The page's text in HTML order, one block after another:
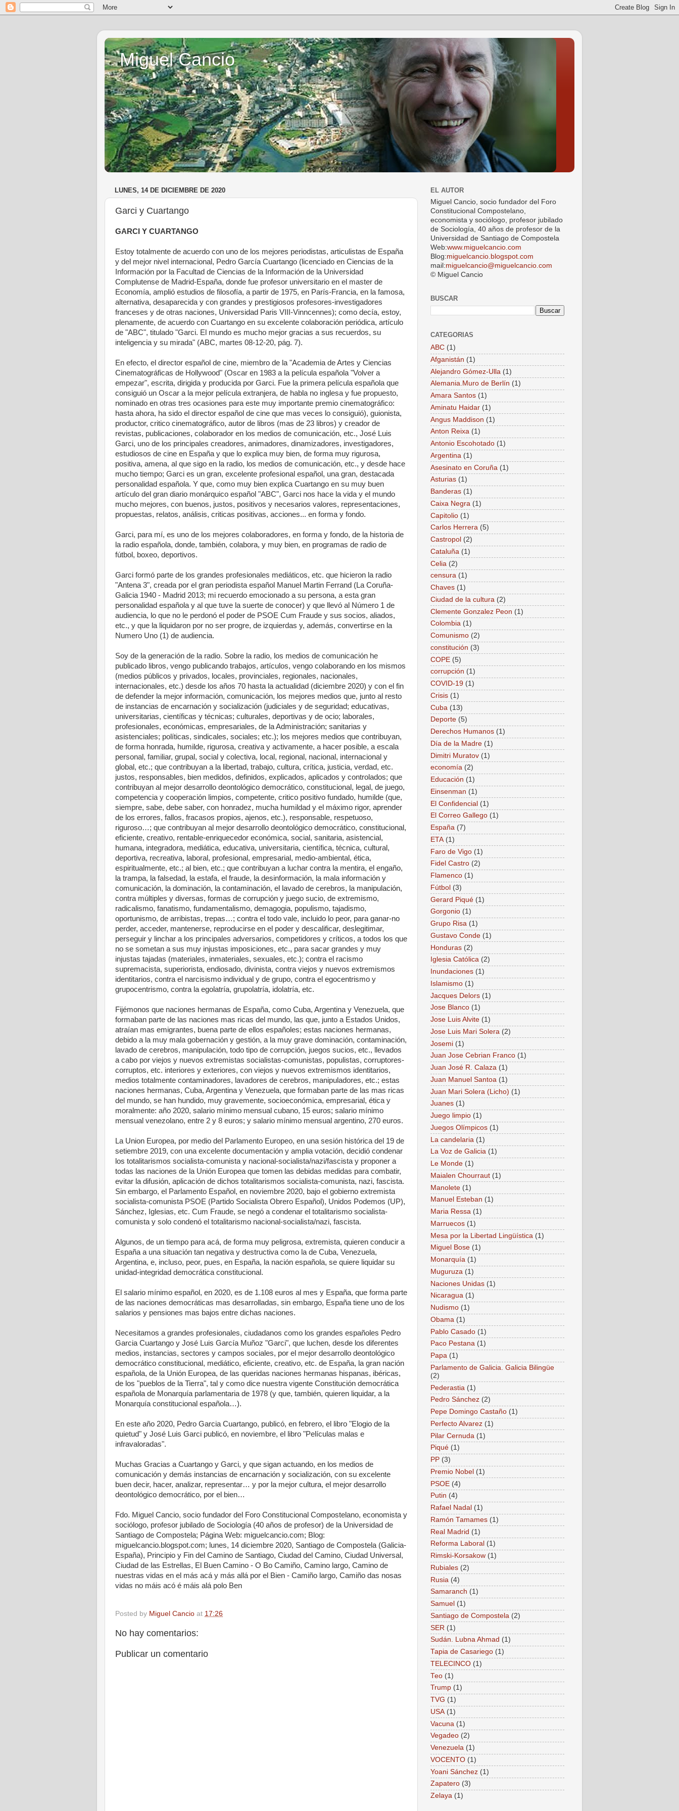
Miguel Cancio
LUNES, 14 DE DICIEMBRE DE 2020
Garci y Cuartango
GARCI Y CUARTANGO
Estoy totalmente de acuerdo con uno de los mejores periodistas, articulistas de España
y del mejor nivel internacional, Pedro García Cuartango (licenciado en Ciencias de la
Información por la Facultad de Ciencias de la Información de la Universidad
Complutense de Madrid-España, donde fue profesor universitario en el master de
Economía, amplió estudios de filosofía, a partir de 1975, en París-Francia, en la famosa,
alternativa, desaparecida y con grandes y prestigiosos profesores-investigadores
franceses y de otras naciones, Universidad Paris VIII-Vinncennes); como decía, estoy,
plenamente, de acuerdo con Cuartango en su excelente colaboración periódica, artículo
de "ABC", titulado "Garci. El mundo es mucho mejor gracias a sus recuerdos, su
inteligencia y su mirada" (ABC, martes 08-12-20, pág. 7).
En efecto, el director español de cine, miembro de la "Academia de Artes y Ciencias
Cinematográficas de Hollywood" (Oscar en 1983 a la película española "Volver a
empezar", escrita, dirigida y producida por Garci. Fue la primera película española que
consiguió un Oscar a la mejor película extranjera, de habla no inglesa y fue propuesto,
nominado en otras tres ocasiones para este muy importante premio cinematográfico:
hasta ahora, ha sido el director español de cine que mas veces lo consiguió), guionista,
productor, critico cinematográfico, autor de libros (mas de 23 libros) y creador de
revistas, publicaciones, colaborador en los medios de comunicación, etc., José Luis
Garci, uno de los principales creadores, animadores, dinamizadores, investigadores,
estudiosos de cine en España y que lo explica muy bien, de forma muy rigurosa,
positiva, amena, al que sigo en la radio, los medios de comunicación, etc., y desde hace
mucho tiempo; Garci es un gran, excelente profesional español, una gran, destacada
personalidad española. Y que, como muy bien explica Cuartango en su muy buen
artículo del gran diario monárquico español "ABC", Garci nos hace la vida y el mundo
mucho mejores, con buenos, justos, positivos y necesarios valores, representaciones,
propuestas, relatos, análisis, criticas positivas, acciones... en forma y fondo.
Garci, para mí, es uno de los mejores colaboradores, en forma y fondo, de la historia de
la radio española, donde, también, colabora, y muy bien, en programas de radio de
fútbol, boxeo, deportivos.
Garci formó parte de los grandes profesionales mediáticos, etc. que hicieron la radio
"Antena 3", creada por el gran periodista español Manuel Martin Ferrand (La Coruña-
Galicia 1940 - Madrid 2013; mi recuerdo emocionado a su persona, a esta gran
personalidad española y al que tuve la suerte de conocer) y que llevó al Número 1 de
audiencia, lo que no le perdonó el poder de PSOE Cum Fraude y sus socios, aliados,
etc., y que la liquidaron por no ser progre, de izquierdas y, además, convertirse en la
Numero Uno (1) de audiencia.
Soy de la generación de la radio. Sobre la radio, los medios de comunicación he
publicado libros, vengo publicando trabajos, artículos, vengo colaborando en los mismos
(medios públicos y privados, locales, provinciales, regionales, nacionales,
internacionales, etc.) desde los años 70 hasta la actualidad (diciembre 2020) y con el fin
de defender la mejor información, comunicación, los mejores medios que, junto al resto
de instancias de encarnación y socialización (judiciales y de seguridad; educativas,
universitarias, científicas y técnicas; culturales, deportivas y de ocio; laborales,
profesionales, económicas, empresariales, de la Administración; sanitarias y
asistenciales; políticas, sindicales, sociales; etc.); los mejores medios que contribuyan,
de forma honrada, humilde, rigurosa, creativa y activamente, a hacer posible, a escala
personal, familiar, grupal, social y colectiva, local, regional, nacional, internacional y
global, etc.; que contribuyan a la libertad, trabajo, cultura, crítica, justicia, verdad, etc.
justos, responsables, bien medidos, definidos, explicados, aplicados y controlados; que
contribuyan al mejor desarrollo deontológico democrático, constitucional, legal, de juego,
competencia y cooperación limpios, competente, critico positivo fundado, humilde (que,
siempre, sabe, debe saber, con honradez, mucha humildad y el máximo rigor, aprender
de los errores, fallos, fracasos propios, ajenos, etc.), responsable, respetuoso,
riguroso…; que contribuyan al mejor desarrollo deontológico democrático, constitucional,
eficiente, creativo, rentable-enriquecedor económica, social, sanitaria, asistencial,
humana, integradora, mediática, educativa, universitaria, científica, técnica, cultural,
deportiva, recreativa, laboral, profesional, empresarial, medio-ambiental, ética,
espiritualmente, etc.; al bien, etc.; que contribuyan a luchar contra la mentira, el engaño,
la trampa, la falsedad, la estafa, el fraude, la desinformación, la mala información y
comunicación, la dominación, la contaminación, el lavado de cerebros, la manipulación,
contra múltiples y diversas, formas de corrupción y juego sucio, de extremismo,
radicalismo, fanatismo, fundamentalismo, demagogia, populismo, tajadismo,
oportunismo, de arribistas, trepas…; contra el todo vale, incluido lo peor, para ganar-no
perder, acceder, mantenerse, reproducirse en el poder y descalificar, deslegitimar,
perseguir y linchar a los principales adversarios, competidores y críticos, a todos los que
no se sometan a sus muy injustas imposiciones, etc., para sacar grandes y muy
injustas tajadas (materiales, inmateriales, sexuales, etc.); contra el racismo
supremacista, superiorista, endiosado, divinista, contra viejos y nuevos extremismos
identitarios, contra el narcisismo individual y de grupo, contra el egocentrismo y
grupocentrismo, contra la egolatría, grupolatría, idolatría, etc.
Fijémonos que naciones hermanas de España, como Cuba, Argentina y Venezuela, que
formaban parte de las naciones mas ricas del mundo, las que, junto a Estados Unidos,
atraían mas emigrantes, buena parte de ellos españoles; estas naciones hermanas,
debido a la muy mala gobernación y gestión, a la muy grave dominación, contaminación,
lavado de cerebros, manipulación, todo tipo de corrupción, juegos sucios, etc., llevados
a cabo por viejos y nuevos extremistas socialistas-comunistas, populistas, corruptores-
corruptos, etc. interiores y exteriores, con viejos y nuevos extremismos identitarios,
medios totalmente contaminadores, lavadores de cerebros, manipuladores, etc.; estas
naciones hermanas, Cuba, Argentina y Venezuela, que formaban parte de las mas ricas
del mundo, se han hundido, muy gravemente, socioeconómica, empresarial, ética y
moralmente: año 2020, salario mínimo mensual cubano, 15 euros; salario mínimo
mensual venezolano, entre 2 y 8 euros; y salario mínimo mensual argentino, 270 euros.
La Union Europea, por medio del Parlamento Europeo, en una sesión histórica del 19 de
setiembre 2019, con una excelente documentación y amplia votación, decidió condenar
los totalitarismos socialista-comunista y nacional-socialista/nazi/fascista y proponer a
todas las naciones de la Unión Europea que tomen las debidas medidas para combatir,
evitar la difusión, aplicación de dichos totalitarismos socialista-comunista, nazi, fascista.
Sin embargo, el Parlamento Español, en noviembre 2020, bajo el gobierno extremista
socialista-comunista PSOE (Partido Socialista Obrero Español), Unidos Podemos (UP),
Sánchez, Iglesias, etc. Cum Fraude, se negó a condenar el totalitarismo socialista-
comunista y solo condenó el totalitarismo nacional-socialista/nazi, fascista.
Algunos, de un tiempo para acá, de forma muy peligrosa, extremista, quieren conducir a
España a una situación tan negativa y destructiva como la de Cuba, Venezuela,
Argentina, e, incluso, peor, pues, en España, la nación española, se quiere liquidar su
unidad-integridad democrática constitucional.
El salario mínimo español, en 2020, es de 1.108 euros al mes y España, que forma parte
de las naciones democráticas mas desarrolladas, sin embargo, España tiene uno de los
salarios y pensiones mas bajos entre dichas naciones.
Necesitamos a grandes profesionales, ciudadanos como los grandes españoles Pedro
Garcia Cuartango y José Luis García Muñoz "Garci", que luchen, desde los diferentes
medios, instancias, sectores y campos sociales, por el mejor desarrollo deontológico
democrático constitucional, mediático, eficiente, creativo, etc. de España, la gran nación
española, de la Unión Europea, de las queridas naciones hermanas hispanas, ibéricas,
de los "pueblos de la Tierra", tal y como dice nuestra vigente Constitución democrática
española de Monarquía parlamentaria de 1978 (y que, también, quieren liquidar, a la
Monarquía constitucional española…).
En este año 2020, Pedro Garcia Cuartango, publicó, en febrero, el libro "Elogio de la
quietud" y José Luis Garci publicó, en noviembre, el libro "Películas malas e
infravaloradas".
Muchas Gracias a Cuartango y Garci, y que sigan actuando, en los medios de
comunicación y demás instancias de encarnación y socialización, con su excelente
buen decir, hacer, analizar, representar… y por la mejor cultura, el mejor desarrollo
deontológico democrático, por el bien…
Fdo. Miguel Cancio, socio fundador del Foro Constitucional Compostelano, economista y
sociólogo, profesor jubilado de Sociología (40 años de profesor) de la Universidad de
Santiago de Compostela; Página Web: miguelcancio.com; Blog:
miguelcancio.blogspot.com; lunes, 14 diciembre 2020, Santiago de Compostela (Galicia-
España), Principio y Fin del Camino de Santiago, Ciudad del Camino, Ciudad Universal,
Ciudad de las Estrellas, El Buen Camino - O Bo Camiño, Camino largo, Camino de
nuestras vidas en el más acá y más allá por el Bien - Camiño largo, Camiño das nosas
vidas no máis acó é máis alá polo Ben
Posted by Miguel Cancio at 17:26
No hay comentarios:
Publicar un comentario
EL AUTOR
Miguel Cancio, socio fundador del Foro
Constitucional Compostelano,
economista y sociólogo, profesor jubilado
de Sociología, 40 años de profesor de la
Universidad de Santiago de Compostela
Web:www.miguelcancio.com
Blog:miguelcancio.blogspot.com
mail:miguelcancio@miguelcancio.com
© Miguel Cancio
BUSCAR
CATEGORIAS
ABC (1)
Afganistán (1)
Alejandro Gómez-Ulla (1)
Alemania.Muro de Berlín (1)
Amara Santos (1)
Aminatu Haidar (1)
Angus Maddison (1)
Anton Reixa (1)
Antonio Escohotado (1)
Argentina (1)
Asesinato en Coruña (1)
Asturias (1)
Banderas (1)
Caixa Negra (1)
Capitolio (1)
Carlos Herrera (5)
Castropol (2)
Cataluña (1)
Celia (2)
censura (1)
Chaves (1)
Ciudad de la cultura (2)
Clemente Gonzalez Peon (1)
Colombia (1)
Comunismo (2)
constitución (3)
COPE (5)
corrupción (1)
COVID-19 (1)
Crisis (1)
Cuba (13)
Deporte (5)
Derechos Humanos (1)
Día de la Madre (1)
Dimitri Muratov (1)
economía (2)
Educación (1)
Einsenman (1)
El Confidencial (1)
El Correo Gallego (1)
España (7)
ETA (1)
Faro de Vigo (1)
Fidel Castro (2)
Flamenco (1)
Fútbol (3)
Gerard Piqué (1)
Gorgonio (1)
Grupo Risa (1)
Gustavo Conde (1)
Honduras (2)
Iglesia Católica (2)
Inundaciones (1)
Islamismo (1)
Jacques Delors (1)
Jose Blanco (1)
Jose Luis Alvite (1)
Jose Luis Mari Solera (2)
Josemi (1)
Juan Jose Cebrian Franco (1)
Juan José R. Calaza (1)
Juan Manuel Santoa (1)
Juan Mari Solera (Licho) (1)
Juanes (1)
Juego limpio (1)
Juegos Olímpicos (1)
La candelaria (1)
La Voz de Galicia (1)
Le Monde (1)
Maialen Chourraut (1)
Manolete (1)
Manuel Esteban (1)
Maria Ressa (1)
Marruecos (1)
Mesa por la Libertad Lingüística (1)
Miguel Bose (1)
Monarquía (1)
Muguruza (1)
Naciones Unidas (1)
Nicaragua (1)
Nudismo (1)
Obama (1)
Pablo Casado (1)
Paco Pestana (1)
Papa (1)
Parlamento de Galicia. Galicia Bilingüe
(2)
Pederastia (1)
Pedro Sánchez (2)
Pepe Domingo Castaño (1)
Perfecto Alvarez (1)
Pilar Cernuda (1)
Piqué (1)
PP (3)
Premio Nobel (1)
PSOE (4)
Putin (4)
Rafael Nadal (1)
Ramón Tamames (1)
Real Madrid (1)
Reforma Laboral (1)
Rimski-Korsakow (1)
Rubiales (2)
Rusia (4)
Samaranch (1)
Samuel (1)
Santiago de Compostela (2)
SER (1)
Sudán. Lubna Ahmad (1)
Tapia de Casariego (1)
TELECINCO (1)
Teo (1)
Trump (1)
TVG (1)
USA (1)
Vacuna (1)
Vegadeo (2)
Venezuela (1)
VOCENTO (1)
Yoani Sánchez (1)
Zapatero (3)
Zelaya (1)